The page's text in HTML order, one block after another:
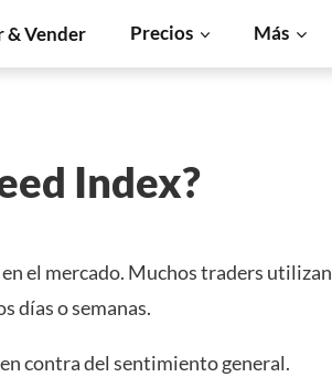
& Vender Precios Más
Index?
el mercado. Muchos traders utilizan
días o semanas.
contra del sentimiento general.